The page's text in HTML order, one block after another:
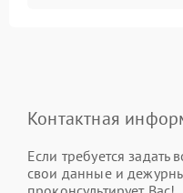
Контактная
Если требуется задать
свои данные и